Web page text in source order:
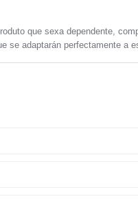
que sexa dependente,
se adaptarán perfectamente a